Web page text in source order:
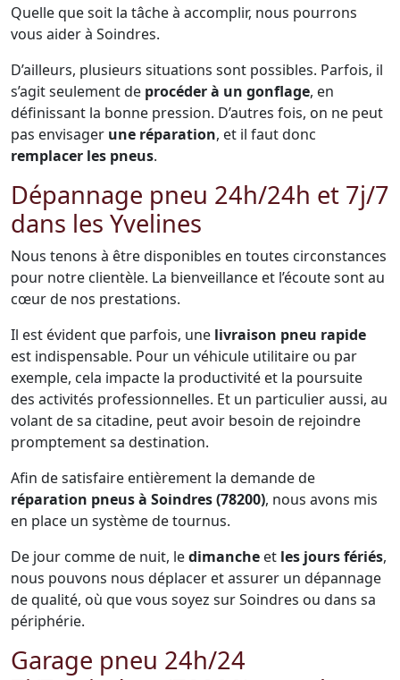
Quelle que soit la tâche à accomplir, nous pourrons
vous aider à Soindres.
D’ailleurs, plusieurs situations sont possibles. Parfois, il
s’agit seulement de procéder à un gonflage, en
définissant la bonne pression. D’autres fois, on ne peut
pas envisager une réparation, et il faut donc
remplacer les pneus.
Dépannage pneu 24h/24h et 7j/7
dans les Yvelines
Nous tenons à être disponibles en toutes circonstances
pour notre clientèle. La bienveillance et l’écoute sont au
cœur de nos prestations.
Il est évident que parfois, une livraison pneu rapide
est indispensable. Pour un véhicule utilitaire ou par
exemple, cela impacte la productivité et la poursuite
des activités professionnelles. Et un particulier aussi, au
volant de sa citadine, peut avoir besoin de rejoindre
promptement sa destination.
Afin de satisfaire entièrement la demande de
réparation pneus à Soindres (78200), nous avons mis
en place un système de tournus.
De jour comme de nuit, ledimanche et les jours fériés,
nous pouvons nous déplacer et assurer un dépannage
de qualité, où que vous soyez sur Soindres ou dans sa
périphérie.
Garage pneu 24h/24